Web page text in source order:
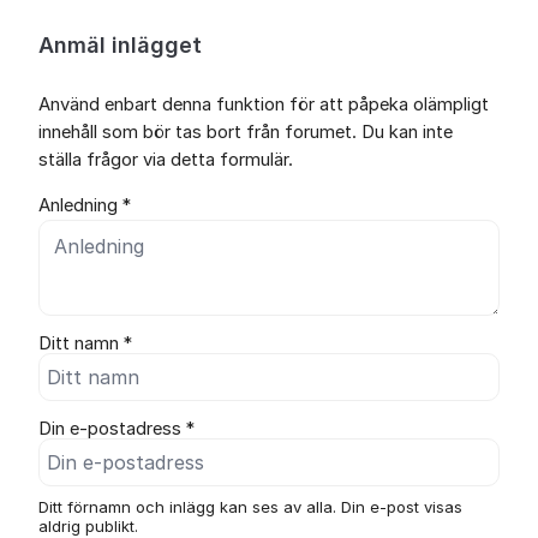
Anmäl inlägget
Använd enbart denna funktion för att påpeka olämpligt
innehåll som bör tas bort från forumet. Du kan inte
ställa frågor via detta formulär.
Anledning *
Ditt namn *
Din e-postadress *
Ditt förnamn och inlägg kan ses av alla. Din e-post visas
aldrig publikt.